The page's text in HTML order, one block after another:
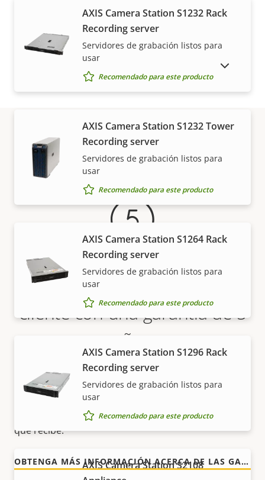
AXIS Camera Station S1232 Rack
Recording server
Servidores de grabación listos para
usar
Recomendado para este producto
AXIS Camera Station S1232 Tower
Recording server
Servidores de grabación listos para
usar
Recomendado para este producto
AXIS Camera Station S1264 Rack
Recording server
Servidores de grabación listos para
usar
Recomendado para este producto
AXIS Camera Station S1296 Rack
Recording server
Servidores de grabación listos para
usar
Recomendado para este producto
AXIS Camera Station S2108
Garantía
Más tranquilidad para el
cliente con una garantía de 5
años
Nuestra nueva garantía de 5 años brinda a nuestros
clientes años de uso sin preocupaciones y un
control de los costes. Y no hay sorpresas ocultas en
la factura, lo que prometemos es exactamente lo
que recibe.
OBTENGA MÁS INFORMACIÓN ACERCA DE LAS GARANTÍAS DE AXIS